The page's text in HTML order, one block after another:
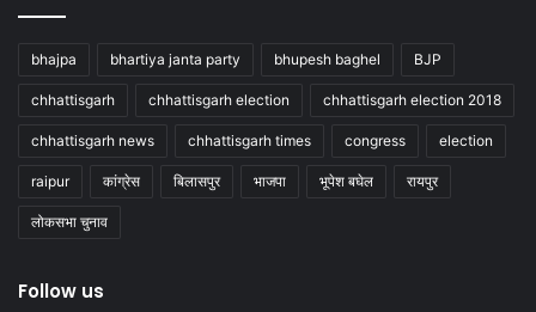
bhajpa bhartiya janta party bhupesh baghel BJP
chhattisgarh chhattisgarh election chhattisgarh election 2018
chhattisgarh news chhattisgarh times congress election
raipur कांग्रेस बिलासपुर भाजपा भूपेश बघेल रायपुर
लोकसभा चुनाव
Follow us